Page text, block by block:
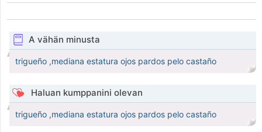
A vähän minusta
trigueño ,mediana estatura ojos pardos pelo castaño
Haluan kumppanini olevan
trigueño ,mediana estatura ojos pardos pelo castaño